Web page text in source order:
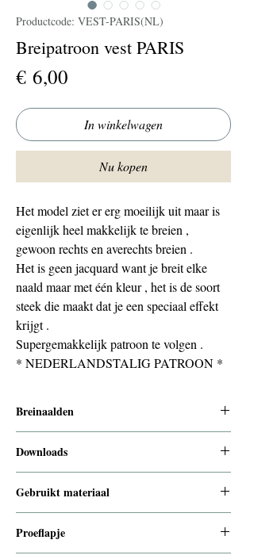
Productcode: VEST-PARIS(NL)
Breipatroon vest PARIS
€ 6,00
In winkelwagen
Nu kopen
Het model ziet er erg moeilijk uit maar is
eigenlijk heel makkelijk te breien ,
gewoon rechts en averechts breien .
Het is geen jacquard want je breit elke
naald maar met één kleur , het is de soort
steek die maakt dat je een speciaal effekt
krijgt .
Supergemakkelijk patroon te volgen .
* NEDERLANDSTALIG PATROON *
Breinaalden
rest
Downloads
je een link op de bedankpagina bij het
afrekenen. Je krijgt ook een link per e-mail
die 30 dagen geldig is.Dit breipatroon is
alleen voor persoonlijk gebruik en mag
Gebruikt materiaal
Proeflapje